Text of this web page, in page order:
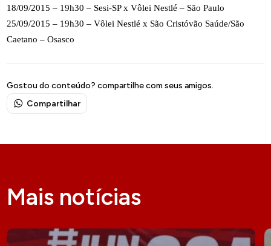
18/09/2015 – 19h30 – Sesi-SP x Vôlei Nestlé – São Paulo
25/09/2015 – 19h30 – Vôlei Nestlé x São Cristóvão Saúde/São
Caetano – Osasco
Gostou do conteúdo? compartilhe com seus amigos.
Compartilhar
Mais notícias